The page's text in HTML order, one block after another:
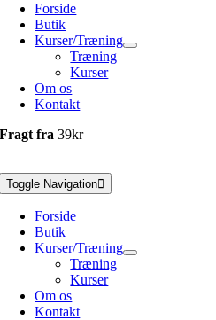
Forside
Butik
Kurser/Træning
Træning
Kurser
Om os
Kontakt
Fragt fra39kr
Toggle Navigation
Forside
Butik
Kurser/Træning
Træning
Kurser
Om os
Kontakt